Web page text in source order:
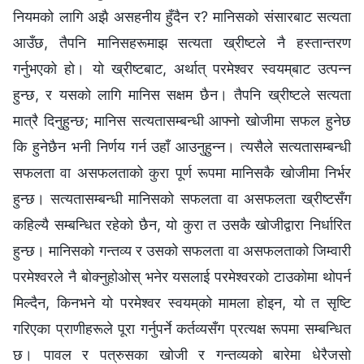
नियमको लागि अझै असहनीय हुँदैन र? मानिसको संसारबाट सत्यता
आउँछ, तैपनि मानिसहरूमाझ सत्यता ख्रीष्‍टले नै हस्तान्तरण
गर्नुभएको हो। यो ख्रीष्टबाट, अर्थात् परमेश्‍वर स्वयम्‌बाट उत्पन्‍न
हुन्छ, र यसको लागि मानिस सक्षम छैन। तैपनि ख्रीष्टले सत्यता
मात्रै दिनुहुन्छ; मानिस सत्यतासम्‍बन्धी आफ्‍नो खोजीमा सफल हुनेछ
कि हुनेछैन भनी निर्णय गर्न उहाँ आउनुहुन्‍न। त्यसैले सत्यतासम्‍बन्धी
सफलता वा असफलताको कुरा पूर्ण रूपमा मानिसकै खोजीमा निर्भर
हुन्छ। सत्यतासम्‍बन्धी मानिसको सफलता वा असफलता ख्रीष्टसँग
कहिल्यै सम्‍बन्धित रहेको छैन, यो कुरा त उसकै खोजीद्वारा निर्धारित
हुन्छ। मानिसको गन्तव्य र उसको सफलता वा असफलताको जिम्वारी
परमेश्‍वरले नै बोक्‍नुहोओस् भनेर यसलाई परमेश्‍वरको टाउकोमा थोपर्न
मिल्दैन, किनभने यो परमेश्‍वर स्‍वयम्‌को मामला होइन, यो त सृष्टि
गरिएका प्राणीहरूले पूरा गर्नुपर्ने कर्तव्यसँग प्रत्यक्ष रूपमा सम्‍बन्धित
छ। पावल र पत्रुसका खोजी र गन्तव्यको बारेमा धेरैजसो